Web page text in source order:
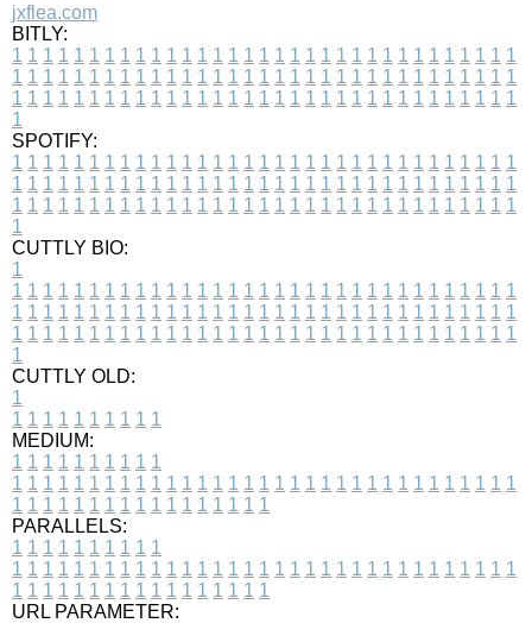
jxflea.com
BITLY:
1 1 1 1 1 1 1 1 1 1 1 1 1 1 1 1 1 1 1 1 1 1 1 1 1 1 1 1 1 1 1 1 1
1 1 1 1 1 1 1 1 1 1 1 1 1 1 1 1 1 1 1 1 1 1 1 1 1 1 1 1 1 1 1 1 1
1 1 1 1 1 1 1 1 1 1 1 1 1 1 1 1 1 1 1 1 1 1 1 1 1 1 1 1 1 1 1 1 1
1
SPOTIFY:
1 1 1 1 1 1 1 1 1 1 1 1 1 1 1 1 1 1 1 1 1 1 1 1 1 1 1 1 1 1 1 1 1
1 1 1 1 1 1 1 1 1 1 1 1 1 1 1 1 1 1 1 1 1 1 1 1 1 1 1 1 1 1 1 1 1
1 1 1 1 1 1 1 1 1 1 1 1 1 1 1 1 1 1 1 1 1 1 1 1 1 1 1 1 1 1 1 1 1
1
CUTTLY BIO:
1
1 1 1 1 1 1 1 1 1 1 1 1 1 1 1 1 1 1 1 1 1 1 1 1 1 1 1 1 1 1 1 1 1
1 1 1 1 1 1 1 1 1 1 1 1 1 1 1 1 1 1 1 1 1 1 1 1 1 1 1 1 1 1 1 1 1
1 1 1 1 1 1 1 1 1 1 1 1 1 1 1 1 1 1 1 1 1 1 1 1 1 1 1 1 1 1 1 1 1
1
CUTTLY OLD:
1
1 1 1 1 1 1 1 1 1 1
MEDIUM:
1 1 1 1 1 1 1 1 1 1
1 1 1 1 1 1 1 1 1 1 1 1 1 1 1 1 1 1 1 1 1 1 1 1 1 1 1 1 1 1 1 1 1
1 1 1 1 1 1 1 1 1 1 1 1 1 1 1 1 1
PARALLELS:
1 1 1 1 1 1 1 1 1 1
1 1 1 1 1 1 1 1 1 1 1 1 1 1 1 1 1 1 1 1 1 1 1 1 1 1 1 1 1 1 1 1 1
1 1 1 1 1 1 1 1 1 1 1 1 1 1 1 1 1
URL PARAMETER: